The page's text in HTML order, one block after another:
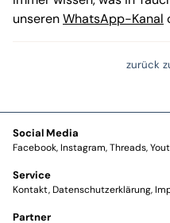
unserenWhatsApp-Kanal
zurück
Social Media
Facebook Instagram Threads
Service
Kontakt Datenschutzerklärung
Partner